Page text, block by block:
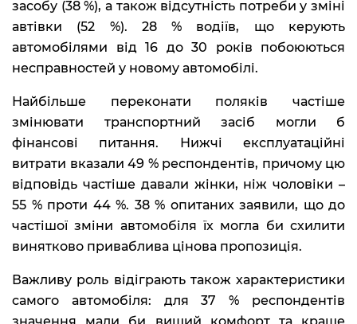
засобу (38 %), а також відсутність потреби у зміні
автівки (52 %). 28 % водіїв, що керують
автомобілями від 16 до 30 років побоюються
несправностей у новому автомобілі.
Найбільше переконати поляків частіше
змінювати транспортний засіб могли б
фінансові питання. Нижчі експлуатаційні
витрати вказали 49 % респондентів, причому цю
відповідь частіше давали жінки, ніж чоловіки –
55 % проти 44 %. 38 % опитаних заявили, що до
частішої зміни автомобіля їх могла би схилити
винятково приваблива цінова пропозиція.
Важливу роль відіграють також характеристики
самого автомобіля: для 37 % респондентів